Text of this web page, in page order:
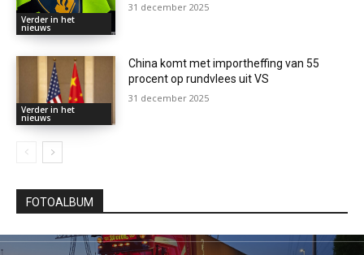
Verder in het
nieuws
31 december 2025
Verder in het
nieuws
China komt met importheffing van 55
procent op rundvlees uit VS
31 december 2025
FOTOALBUM